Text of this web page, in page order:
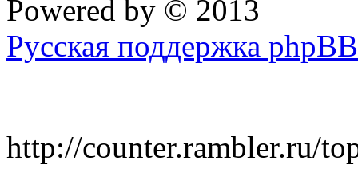
Powered by © 2013
Русская поддержка phpBB
http://counter.rambler.ru/